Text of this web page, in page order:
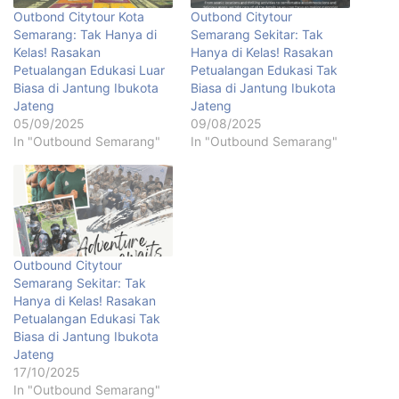
Outbond Citytour Kota
Semarang: Tak Hanya di
Kelas! Rasakan
Petualangan Edukasi Luar
Biasa di Jantung Ibukota
Jateng
05/09/2025
In "Outbound Semarang"
Outbond Citytour
Semarang Sekitar: Tak
Hanya di Kelas! Rasakan
Petualangan Edukasi Tak
Biasa di Jantung Ibukota
Jateng
09/08/2025
In "Outbound Semarang"
Outbound Citytour
Semarang Sekitar: Tak
Hanya di Kelas! Rasakan
Petualangan Edukasi Tak
Biasa di Jantung Ibukota
Jateng
17/10/2025
In "Outbound Semarang"